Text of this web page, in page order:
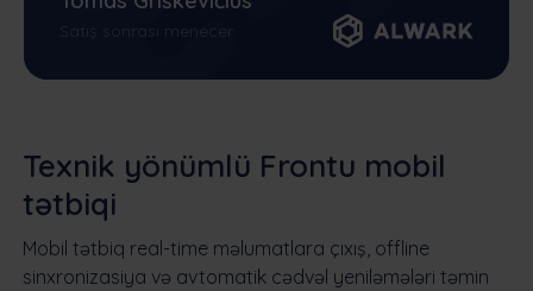
Satış sonrası menecer
Texnik yönümlü Frontu mobil
tətbiqi
Mobil tətbiq real-time məlumatlara çıxış, offline
sinxronizasiya və avtomatik cədvəl yeniləmələri təmin